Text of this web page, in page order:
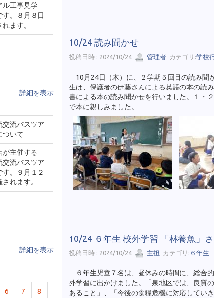
10/24 読み聞かせ
投稿日時 : 2024/10/24 管理者カテゴリ:学校
10月24日（木）に、２学期５回目の読み聞
生は、保護者の伊藤さんによる英語の本の読
書による本の読み聞かせを行いました。１・
で本に親しみました。
10/24 ６年生 校外学習 「林養魚」
投稿日時 : 2024/10/24 主担 カテゴリ: ６年生
６年生児童７名は、昼休みの時間に、総合
外学習に出かけました。「泉地区では、良質
あること」、「今後の食糧危機に対応してい
ル工事見学
す。８月８日
れます。
詳細を表示
交流バスツア
ついて
が主催する
交流バスツア
す。９月１２
れます。
詳細を表示
6 7 8